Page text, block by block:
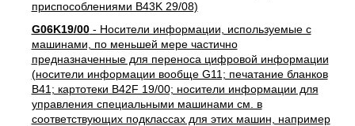
приспособлениями B43K 29/08)
G06K19/00- Носители информации, используемые с
машинами, по меньшей мере частично
предназначенные для переноса цифровой информации
(носители информации вообще G11; печатание бланков
B41; картотеки B42F 19/00; носители информации для
управления специальными машинами см. в
соответствующих подклассах для этих машин, например